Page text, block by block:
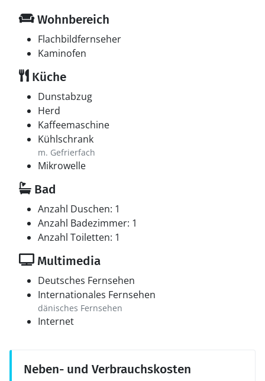
Wohnbereich
Flachbildfernseher
Kaminofen
Küche
Dunstabzug
Herd
Kaffeemaschine
Kühlschrank
m. Gefrierfach
Mikrowelle
Bad
Anzahl Duschen: 1
Anzahl Badezimmer: 1
Anzahl Toiletten: 1
Multimedia
Deutsches Fernsehen
Internationales Fernsehen
dänisches Fernsehen
Internet
Neben- und Verbrauchskosten